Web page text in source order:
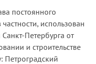
постоянного
использован
Петербурга от
и строительстве
Петроградский